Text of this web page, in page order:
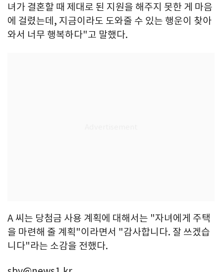
녀가 결혼할 때 제대로 된 지원을 해주지 못한 게 마음
에 걸렸는데, 지금이라도 도와줄 수 있는 행운이 찾아
와서 너무 행복하다"고 말했다.
A 씨는 당첨금 사용 계획에 대해서는 "자녀에게 주택
을 마련해 줄 계획"이라면서 "감사합니다. 잘 쓰겠습
니다"라는 소감을 전했다.